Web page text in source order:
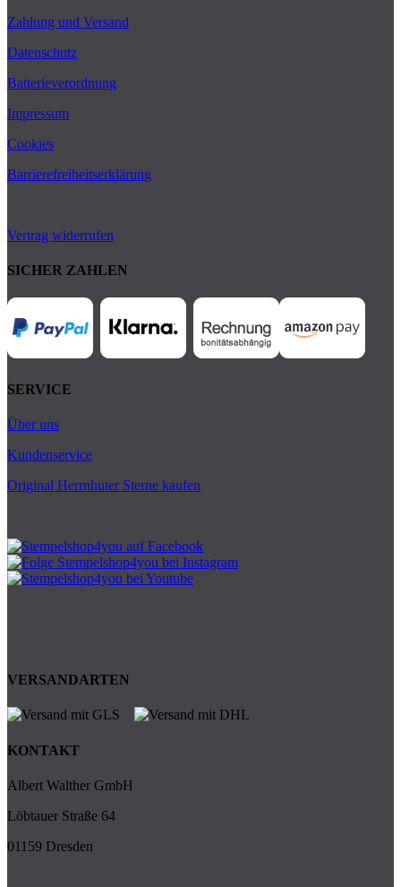
Zahlung und Versand
Datenschutz
Batterieverordnung
Impressum
Cookies
Barrierefreiheitserklärung
Vertrag widerrufen
SICHER ZAHLEN
SERVICE
Über uns
Kundenservice
Original Herrnhuter Sterne kaufen
VERSANDARTEN
KONTAKT
Albert Walther GmbH
Löbtauer Straße 64
01159 Dresden